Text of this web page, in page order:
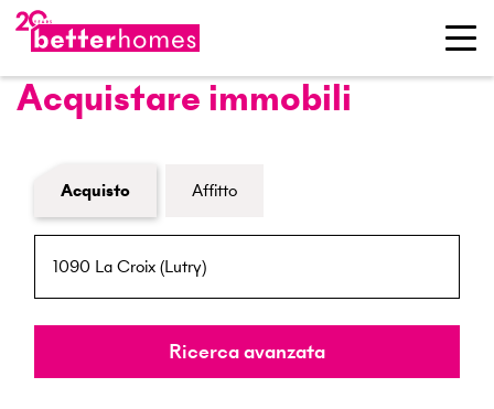
Acquistare immobili
Modulo di ricerca immobiliare
Acquisto Affitto
NPA / Località
Raggio
Ricerca avanzata